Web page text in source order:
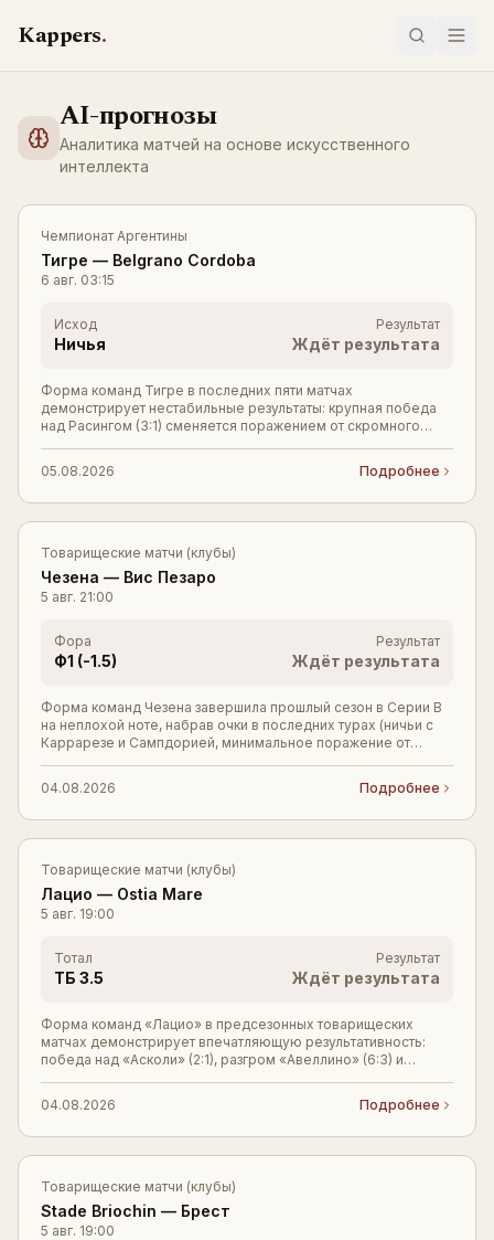
Kappers.
Войти Регистрация
AI-прогнозы
Аналитика матчей на основе искусственного
интеллекта
Чемпионат Аргентины
Тигре — Belgrano Cordoba
6 авг. 03:15
Исход
Ничья
Результат
Ждёт результата
Форма команд Тигре в последних пяти матчах
демонстрирует нестабильные результаты: крупная победа
над Расингом (3:1) сменяется поражением от скромного
05.08.2026
Подробнее
Товарищеские матчи (клубы)
Чезена — Вис Пезаро
5 авг. 21:00
Фора
Ф1 (-1.5)
Результат
Ждёт результата
Форма команд Чезена завершила прошлый сезон в Серии B
на неплохой ноте, набрав очки в последних турах (ничьи с
Каррарезе и Сампдорией, минимальное поражение от
04.08.2026
Подробнее
Товарищеские матчи (клубы)
Лацио — Ostia Mare
5 авг. 19:00
Тотал
ТБ 3.5
Результат
Ждёт результата
Форма команд «Лацио» в предсезонных товарищеских
матчах демонстрирует впечатляющую результативность:
победа над «Асколи» (2:1), разгром «Авеллино» (6:3) и
04.08.2026
Подробнее
Товарищеские матчи (клубы)
Stade Briochin — Брест
5 авг. 19:00